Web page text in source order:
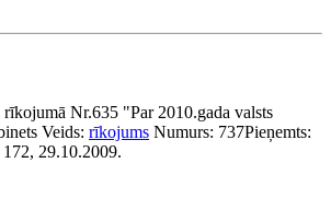
Nr.635 "Par 2010.gada valsts
Veids: rīkojums Numurs: 737Pieņemts:
172, 29.10.2009.